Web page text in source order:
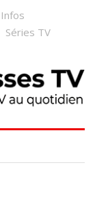
Infos
Séries TV